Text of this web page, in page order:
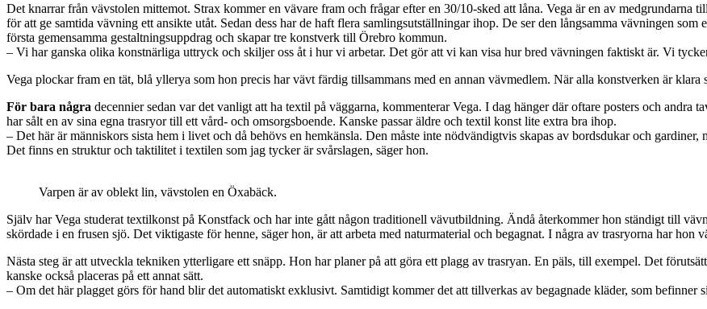
Det knarrar från vävstolen mittemot. Strax kommer en vävare fram och frågar efter en 30/10-sked att låna. Vega är en av
för att ge samtida vävning ett ansikte utåt. Sedan dess har de haft flera samlingsutställningar ihop. De ser den långsamma vävningen
första gemensamma gestaltningsuppdrag och skapar tre konstverk till Örebro kommun.
– Vi har ganska olika konstnärliga uttryck och skiljer oss åt i hur vi arbetar. Det gör att vi kan visa hur bred vävningen faktiskt är. Vi
Vega plockar fram en tät, blå yllerya som hon precis har vävt färdig tillsammans med en annan vävmedlem. När alla konstverken är
För bara några decennier sedan var det vanligt att ha textil på väggarna, kommenterar Vega. I dag hänger där oftare posters och andra
har sålt en av sina egna trasryor till ett vård- och omsorgsboende. Kanske passar äldre och textil konst lite extra bra ihop.
– Det här är människors sista hem i livet och då behövs en hemkänsla. Den måste inte nödvändigtvis skapas av bordsdukar och
Det finns en struktur och taktilitet i textilen som jag tycker är svårslagen, säger hon.
Varpen är av oblekt lin, vävstolen en Öxabäck.
Själv har Vega studerat textilkonst på Konstfack och har inte gått någon traditionell vävutbildning. Ändå återkommer hon ständigt till
skördade i en frusen sjö. Det viktigaste för henne, säger hon, är att arbeta med naturmaterial och begagnat. I några av trasryorna har
Nästa steg är att utveckla tekniken ytterligare ett snäpp. Hon har planer på att göra ett plagg av trasryan. En päls, till exempel. Det
kanske också placeras på ett annat sätt.
– Om det här plagget görs för hand blir det automatiskt exklusivt. Samtidigt kommer det att tillverkas av begagnade kläder, som befinner